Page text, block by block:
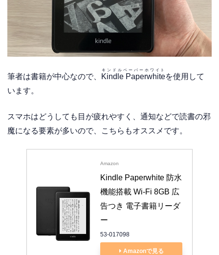
筆者は書籍が中心なので、 Kindle Paperwhite
キンドルペーパーホワイト
を使用して
います。
スマホはどうしても目が疲れやすく、通知などで読書の邪
魔になる要素が多いので、こちらもオススメです。
Amazon
Kindle Paperwhite 防水
機能搭載 Wi-Fi 8GB 広
告つき 電子書籍リーダ
ー
53-017098
Amazonで見る